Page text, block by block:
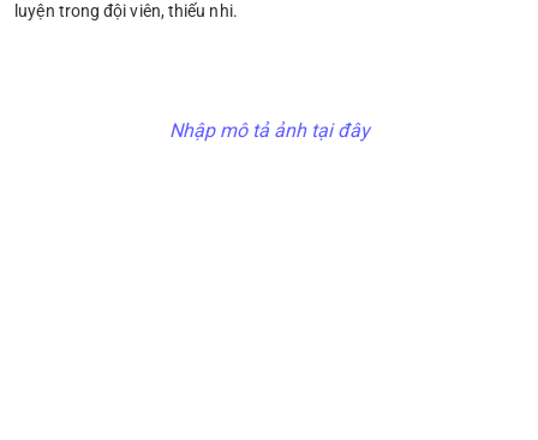
luyện trong đội viên, thiếu nhi.
Nhập mô tả ảnh tại đây